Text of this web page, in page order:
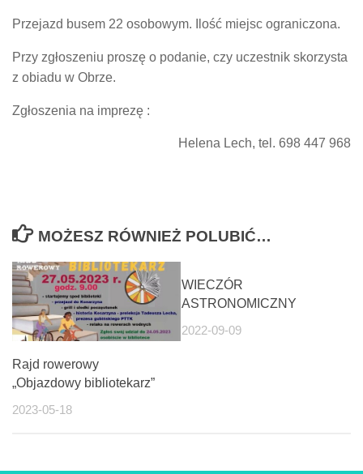
Przejazd busem 22 osobowym. Ilość miejsc ograniczona.
Przy zgłoszeniu proszę o podanie, czy uczestnik skorzysta
z obiadu w Obrze.
Zgłoszenia na imprezę :
Helena Lech, tel. 698 447 968
MOŻESZ RÓWNIEŻ POLUBIĆ…
Rajd rowerowy
„Objazdowy bibliotekarz”
2023-05-18
WIECZÓR
ASTRONOMICZNY
2022-09-09